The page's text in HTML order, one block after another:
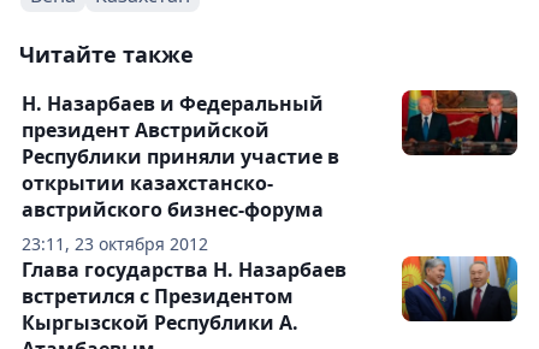
Читайте также
23:11, 23 октября 2012
Н. Назарбаев и Федеральный
президент Австрийской
Республики приняли участие в
открытии казахстанско-
австрийского бизнес-форума
Глава государства Н. Назарбаев
встретился с Президентом
Кыргызской Республики А.